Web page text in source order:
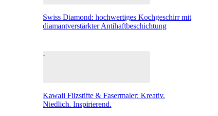
Swiss Diamond: hochwertiges Kochgeschirr mit
diamantverstärkter Antihaftbeschichtung
Kawaii Filzstifte & Fasermaler: Kreativ.
Niedlich. Inspirierend.